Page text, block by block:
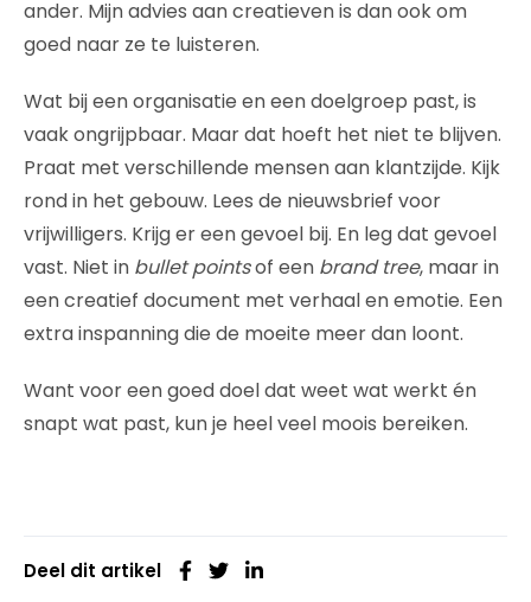
ander. Mijn advies aan creatieven is dan ook om
goed naar ze te luisteren.
Wat bij een organisatie en een doelgroep past, is
vaak ongrijpbaar. Maar dat hoeft het niet te blijven.
Praat met verschillende mensen aan klantzijde. Kijk
rond in het gebouw. Lees de nieuwsbrief voor
vrijwilligers. Krijg er een gevoel bij. En leg dat gevoel
vast. Niet in bullet pointsof een brand tree, maar in
een creatief document met verhaal en emotie. Een
extra inspanning die de moeite meer dan loont.
Want voor een goed doel dat weet wat werkt én
snapt wat past, kun je heel veel moois bereiken.
Deel dit artikel